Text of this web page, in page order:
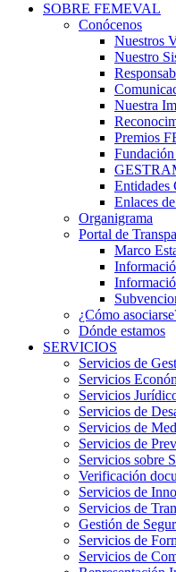
SOBRE FEMEVAL
Conócenos
Nuestros
Nuestro
Nuestra
Premios
Entidades
Enlaces
Organigrama
Portal de
Marco
¿Cómo
Dónde estamos
SERVICIOS
Servicios de
Servicios
Servicios
Servicios de
Servicios de
Servicios de
Servicios sobre
Verificación
Servicios de
Servicios de
Gestión de
Servicios de
Servicios de